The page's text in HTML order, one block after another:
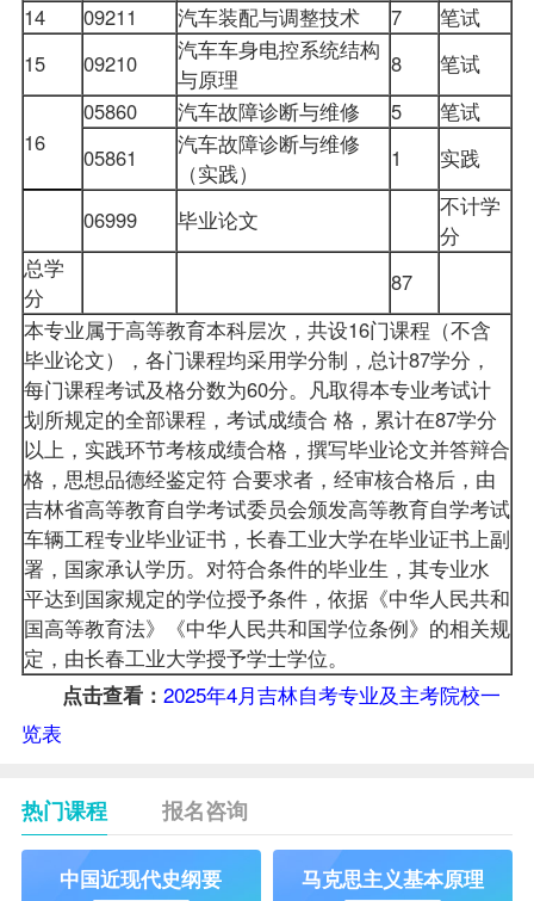
14
09211 汽车装配与调整技术 7
笔试
15
09210
汽车车身电控系统结构
与原理
8 笔试
16
05860 汽车故障诊断与维修 5
笔试
05861
汽车故障诊断与维修
（实践）
1 实践
06999 毕业论文
不计学
分
总学
分
87
本专业属于高等教育本科层次，共设16门课程（不含
毕业论文），各门课程均采用学分制，总计87学分，
每门课程考试及格分数为60分。凡取得本专业考试计
划所规定的全部课程，考试成绩合 格，累计在87学分
以上，实践环节考核成绩合格，撰写毕业论文并答辩合
格，思想品德经鉴定符 合要求者，经审核合格后，由
吉林省高等教育自学考试委员会颁发高等教育自学考试
车辆工程专业毕业证书，长春工业大学在毕业证书上副
署，国家承认学历。对符合条件的毕业生，其专业水
平达到国家规定的学位授予条件，依据《中华人民共和
国高等教育法》《中华人民共和国学位条例》的相关规
定，由长春工业大学授予学士学位。
点击查看： 2025年4月吉林自考专业及主考院校一
览表
热门课程 报名咨询
中国近现代史纲要 马克思主义基本原理